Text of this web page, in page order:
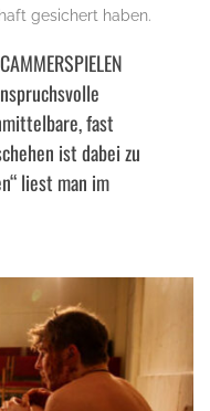
gesichert haben.
fast
ist dabei zu
liest man im